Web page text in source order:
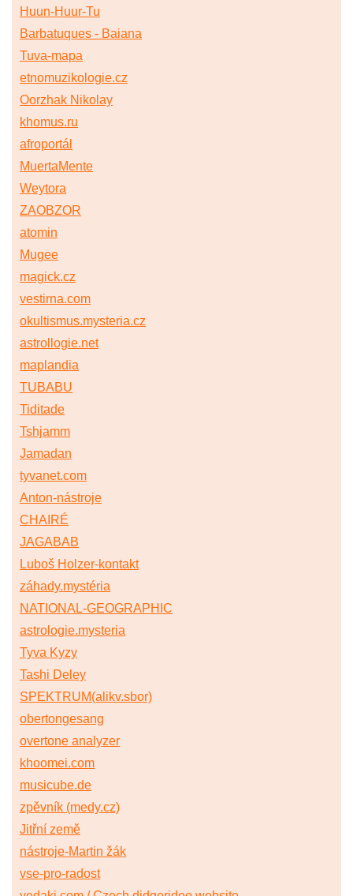
Huun-Huur-Tu
Barbatuques - Baiana
Tuva-mapa
etnomuzikologie.cz
Oorzhak Nikolay
khomus.ru
afroportál
MuertaMente
Weytora
ZAOBZOR
atomin
Mugee
magick.cz
vestirna.com
okultismus.mysteria.cz
astrollogie.net
maplandia
TUBABU
Tiditade
Tshjamm
Jamadan
tyvanet.com
Anton-nástroje
CHAIRÉ
JAGABAB
Luboš Holzer-kontakt
záhady.mystéria
NATIONAL-GEOGRAPHIC
astrologie.mysteria
Tyva Kyzy
Tashi Deley
SPEKTRUM(alikv.sbor)
obertongesang
overtone analyzer
khoomei.com
musicube.de
zpěvník (medy.cz)
Jitřní země
nástroje-Martin žák
vse-pro-radost